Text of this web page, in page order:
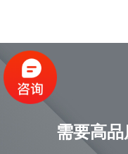
需要高